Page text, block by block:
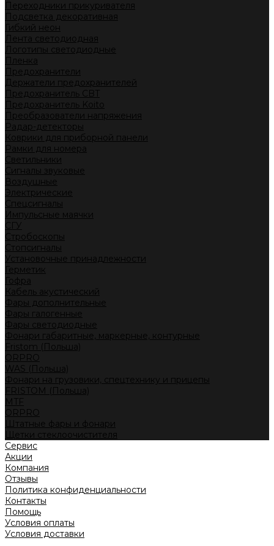
Переходники прикуривателя
Подсветка декоративная
Гибкий неон
Лента светодиодная
Логотипы светодиодные
Пленка
Предохранители
Держатели предохранителей
Предохранитель CBT
Предохранитель Koito
Преобразователи напряжения
Радар-детекторы
Коврики для приборной панели
Рамки для номера
Светильники
Сигналы звуковые
Воздушные
Электрические
Спецсигналы
Импульсные маячки
СГУ
Стробоскопы
Стопсигналы
Установочные принадлежности
Герметик
Гофра
Кабель акустический
Фары дополнительные
Фары галогенные
Фары светодиодные
Фонари габаритные, маркерные, контурные
Fristom (Польша)
ORPRO
WAS (Польша)
Фонари на грузовики, спецтехнику и прицепы
FRISTOM (Польша)
MTF
ORPRO
Штатные фары и фонари
Щетки стеклоочистителя
Сервис
Акции
Компания
Отзывы
Политика конфиденциальности
Контакты
Помощь
Условия оплаты
Условия доставки